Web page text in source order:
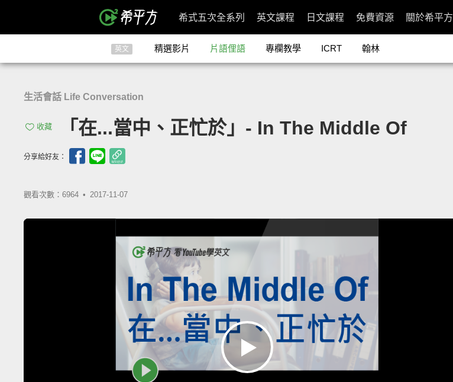
希式五次全系列 英文課程 日文課程 免費資源 關於希平方
英文 精選影片 片語俚語 專欄教學 ICRT 翰林
生活會話 Life Conversation
收藏 「在...當中、正忙於」- In The Middle Of
分享給好友：
觀看次數：6964 • 2017-11-07